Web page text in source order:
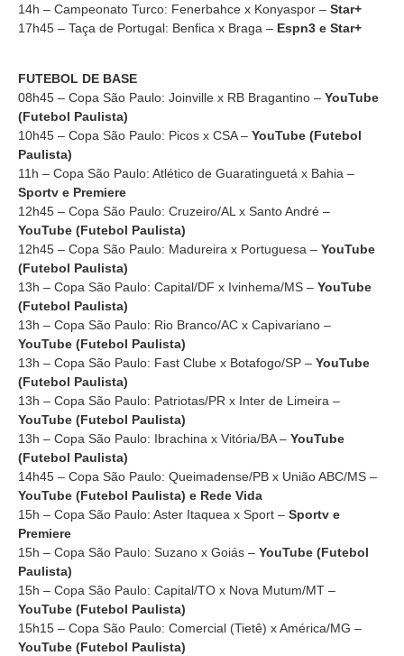
14h – Campeonato Turco: Fenerbahce x Konyaspor – Star+
17h45 – Taça de Portugal: Benfica x Braga – Espn3 e Star+
FUTEBOL DE BASE
08h45 – Copa São Paulo: Joinville x RB Bragantino – YouTube
(Futebol Paulista)
10h45 – Copa São Paulo: Picos x CSA – YouTube (Futebol
Paulista)
11h – Copa São Paulo: Atlético de Guaratinguetá x Bahia –
Sportv e Premiere
12h45 – Copa São Paulo: Cruzeiro/AL x Santo André –
YouTube (Futebol Paulista)
12h45 – Copa São Paulo: Madureira x Portuguesa – YouTube
(Futebol Paulista)
13h – Copa São Paulo: Capital/DF x Ivinhema/MS – YouTube
(Futebol Paulista)
13h – Copa São Paulo: Rio Branco/AC x Capivariano –
YouTube (Futebol Paulista)
13h – Copa São Paulo: Fast Clube x Botafogo/SP – YouTube
(Futebol Paulista)
13h – Copa São Paulo: Patriotas/PR x Inter de Limeira –
YouTube (Futebol Paulista)
13h – Copa São Paulo: Ibrachina x Vitória/BA – YouTube
(Futebol Paulista)
14h45 – Copa São Paulo: Queimadense/PB x União ABC/MS –
YouTube (Futebol Paulista) e Rede Vida
15h – Copa São Paulo: Aster Itaquea x Sport – Sportv e
Premiere
15h – Copa São Paulo: Suzano x Goiás – YouTube (Futebol
Paulista)
15h – Copa São Paulo: Capital/TO x Nova Mutum/MT –
YouTube (Futebol Paulista)
15h15 – Copa São Paulo: Comercial (Tietê) x América/MG –
YouTube (Futebol Paulista)